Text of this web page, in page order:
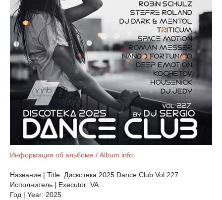
Информация об альбоме / Album info:
Название | Title: Дискотека 2025 Dance Club Vol.227
Исполнитель | Executor: VA
Год | Year: 2025